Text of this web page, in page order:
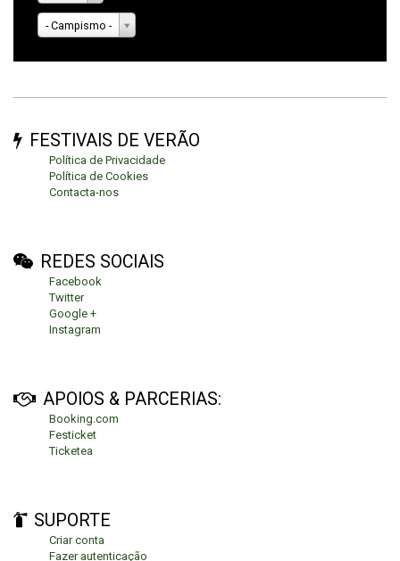
- Campismo -
FESTIVAIS DE VERÃO
Política de Privacidade
Política de Cookies
Contacta-nos
REDES SOCIAIS
Facebook
Twitter
Google +
Instagram
APOIOS & PARCERIAS:
Booking.com
Festicket
Ticketea
SUPORTE
Criar conta
Fazer autenticação